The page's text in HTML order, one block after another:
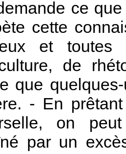
ce
cette
et toutes
de
que
- En
on
par un